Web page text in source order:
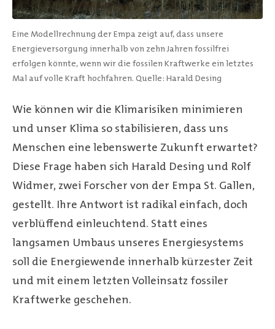
Eine Modellrechnung der Empa zeigt auf, dass unsere
Energieversorgung innerhalb von zehn Jahren fossilfrei
erfolgen könnte, wenn wir die fossilen Kraftwerke ein letztes
Mal auf volle Kraft hochfahren. Quelle: Harald Desing
Wie können wir die Klimarisiken minimieren
und unser Klima so stabilisieren, dass uns
Menschen eine lebenswerte Zukunft erwartet?
Diese Frage haben sich Harald Desing und Rolf
Widmer, zwei Forscher von der Empa St. Gallen,
gestellt. Ihre Antwort ist radikal einfach, doch
verblüffend einleuchtend. Statt eines
langsamen Umbaus unseres Energiesystems
soll die Energiewende innerhalb kürzester Zeit
und mit einem letzten Volleinsatz fossiler
Kraftwerke geschehen.